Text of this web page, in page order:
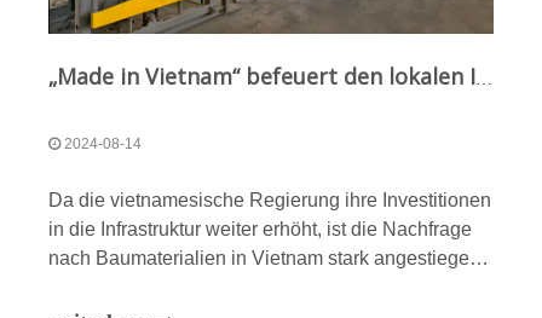
die Talententwicklung.
„Made in Vietnam“ befeuert den lokalen Infrastrukturmarkt, Qunfeng hilft Kunden bei der Erzielung von Kapazitätserweiterungen
2024-08-14
Da die vietnamesische Regierung ihre Investitionen
in die Infrastruktur weiter erhöht, ist die Nachfrage
nach Baumaterialien in Vietnam stark angestiegen.